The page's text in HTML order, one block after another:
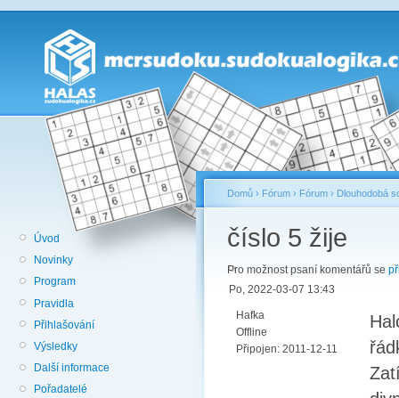
Úvod
Novinky
Program
Pravidla
Přihlašování
Výsledky
Další informace
Pořadatelé
Domů › Fórum › Fórum › Dlouhodobá
číslo 5 žije
Pro možnost psaní komentářů se
Po, 2022-03-07 13:43
Hafka
Offline
Připojen: 2011-12-11